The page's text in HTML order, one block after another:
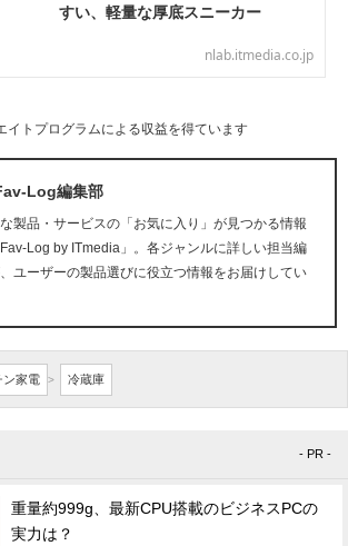
すい、軽量な厚底スニーカー
nlab.itmedia.co.jp
トプログラムによる収益を得ています
Log編集部
製品・サービスの「お気に入り」が見つかる情報
Log by ITmedia」。各ジャンルに詳しい担当編
ユーザーの製品選びに役立つ情報をお届けしてい
ン家電 > 冷蔵庫
- PR -
重量約999g、最新CPU搭載のビジネスPCの
実力は？